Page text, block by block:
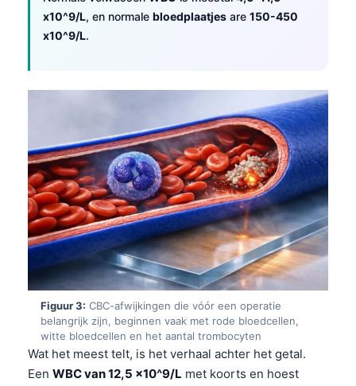
x10^9/L, en normale bloedplaatjes are 150-450
x10^9/L.
Figuur 3: CBC-afwijkingen die vóór een operatie
belangrijk zijn, beginnen vaak met rode bloedcellen,
witte bloedcellen en het aantal trombocyten
Wat het meest telt, is het verhaal achter het getal.
Een WBC van 12,5 x10^9/L met koorts en hoest